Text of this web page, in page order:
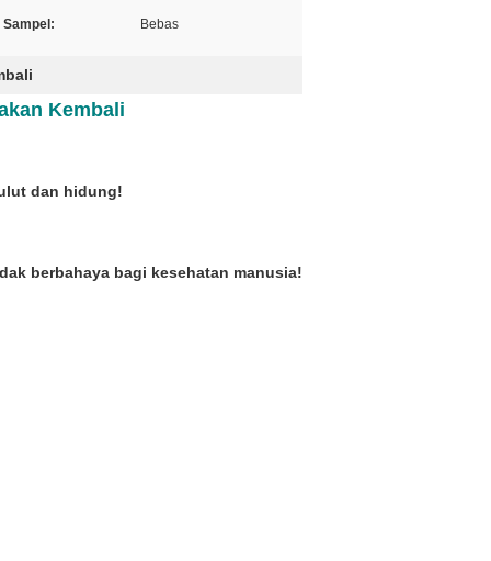
Sampel: Bebas
Kembali
dan hidung!
berbahaya bagi kesehatan manusia!